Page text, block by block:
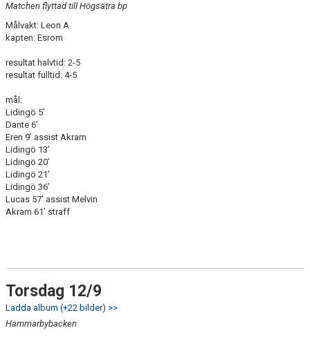
Matchen flyttad till Högsätra bp
Målvakt: Leon A
kapten: Esrom
resultat halvtid: 2-5
resultat fulltid: 4-5
mål:
Lidingö 5’
Dante 6’
Eren 9’ assist Akram
Lidingö 13’
Lidingö 20’
Lidingö 21’
Lidingö 36’
Lucas 57’ assist Melvin
Akram 61’ straff
Torsdag 12/9
Ladda album (+22 bilder) >>
Hammarbybacken